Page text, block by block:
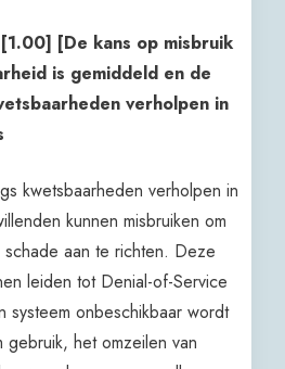
[De kans op misbruik
is gemiddeld en de
verholpen in
kwetsbaarheden verholpen in
kunnen misbruiken om
aan te richten. Deze
leiden tot Denial-of-Service
systeem onbeschikbaar wordt
gebruik, het omzeilen van